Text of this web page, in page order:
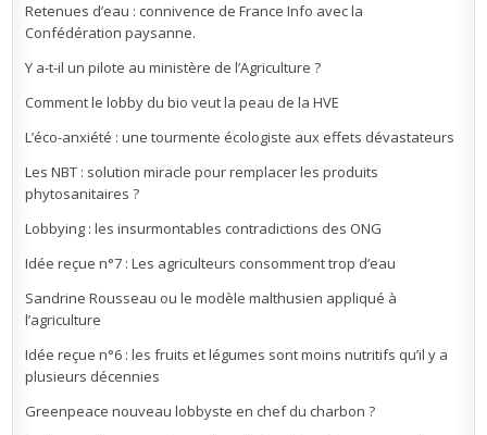
Retenues d’eau : connivence de France Info avec la
Confédération paysanne.
Y a-t-il un pilote au ministère de l’Agriculture ?
Comment le lobby du bio veut la peau de la HVE
L’éco-anxiété : une tourmente écologiste aux effets dévastateurs
Les NBT : solution miracle pour remplacer les produits
phytosanitaires ?
Lobbying : les insurmontables contradictions des ONG
Idée reçue n°7 : Les agriculteurs consomment trop d’eau
Sandrine Rousseau ou le modèle malthusien appliqué à
l’agriculture
Idée reçue n°6 : les fruits et légumes sont moins nutritifs qu’il y a
plusieurs décennies
Greenpeace nouveau lobbyste en chef du charbon ?